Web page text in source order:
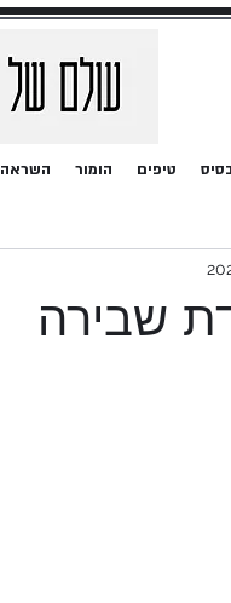
השראה הומור טיפים
שבירה